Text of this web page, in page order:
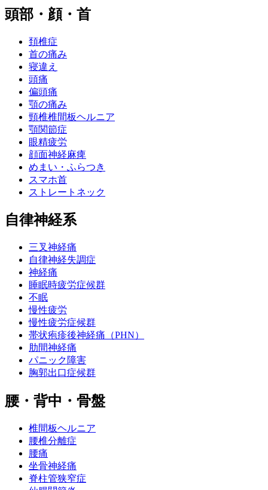
頭部・顔・首
頚椎症
首の痛み
寝違え
頭痛
偏頭痛
顎の痛み
頸椎椎間板ヘルニア
顎関節症
眼精疲労
顔面神経麻痺
めまい・ふらつき
スマホ首
ストレートネック
自律神経系
三叉神経痛
自律神経失調症
神経痛
睡眠時疲労症候群
不眠
慢性疲労
慢性疲労症候群
帯状疱疹後神経痛（PHN）
肋間神経痛
パニック障害
胸郭出口症候群
腰・背中・骨盤
椎間板ヘルニア
腰椎分離症
腰痛
坐骨神経痛
脊柱管狭窄症